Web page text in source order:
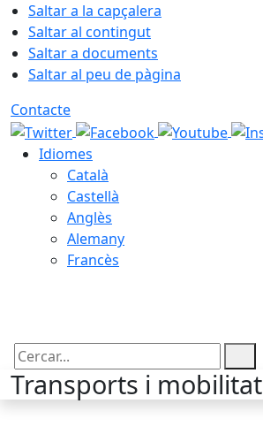
Saltar a la capçalera
Saltar al contingut
Saltar a documents
Saltar al peu de pàgina
Contacte
Idiomes
Català
Castellà
Anglès
Alemany
Francès
Cercar:
Transports i mobilitat